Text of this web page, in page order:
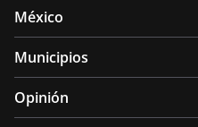
México
Municipios
Opinión